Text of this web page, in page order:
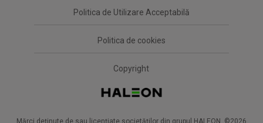
Politica de Utilizare Acceptabilă
Politica de cookies
Copyright